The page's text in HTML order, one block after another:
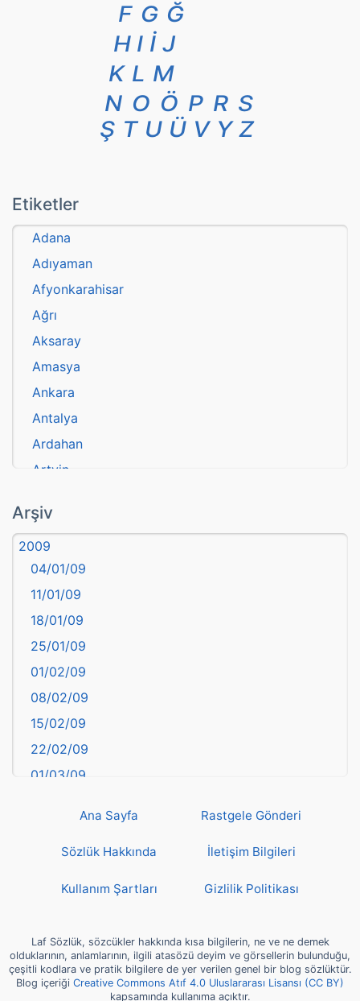
F G Ğ
H I İ J
K L M
N O Ö P R S
Ş T U Ü V Y Z
Etiketler
Adana
Adıyaman
Afyonkarahisar
Ağrı
Aksaray
Amasya
Ankara
Antalya
Ardahan
Artvin
Aydın
Balıkesir
Bartın
başkentler
Batman
Bayburt
Bilecik
Bingöl
Bitlis
Bolu
Burdur
Çankırı
Çorum
deyim
Diyarbakır
Dünya Haritasında Türkiye
Arşiv
2009
04/01/09
11/01/09
18/01/09
25/01/09
01/02/09
08/02/09
15/02/09
22/02/09
01/03/09
22/03/09
19/04/09
26/04/09
Ana Sayfa Rastgele Gönderi
Sözlük Hakkında İletişim Bilgileri
Kullanım Şartları Gizlilik Politikası
Laf Sözlük, sözcükler hakkında kısa bilgilerin, ne ve ne demek
olduklarının, anlamlarının, ilgili atasözü deyim ve görsellerin bulunduğu,
çeşitli kodlara ve pratik bilgilere de yer verilen genel bir blog sözlüktür.
Blog içeriği Creative Commons Atıf 4.0 Uluslararası Lisansı (CC BY)
kapsamında kullanıma açıktır.